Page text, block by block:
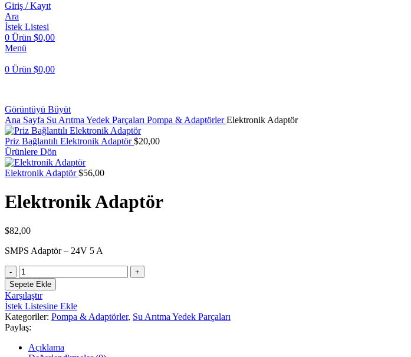
Giriş / Kayıt
Ara
İstek Listesi
0 Ürün $0,00
Menü
0 Ürün $0,00
Görüntüyü Büyüt
Ana Sayfa Su Arıtma Yedek Parçaları Pompa & AdaptörlerElektronik Adaptör
Priz Bağlantılı Elektronik Adaptör$20,00
Ürünlere Dön
Elektronik Adaptör$56,00
Elektronik Adaptör
$82,00
SMPS Adaptör – 24V 5 A
Elektronik
Adaptör
adet
Sepete Ekle
Karşılaştır
İstek Listesine Ekle
Kategoriler: Pompa & Adaptörler, Su Arıtma Yedek Parçaları
Paylaş:
Açıklama